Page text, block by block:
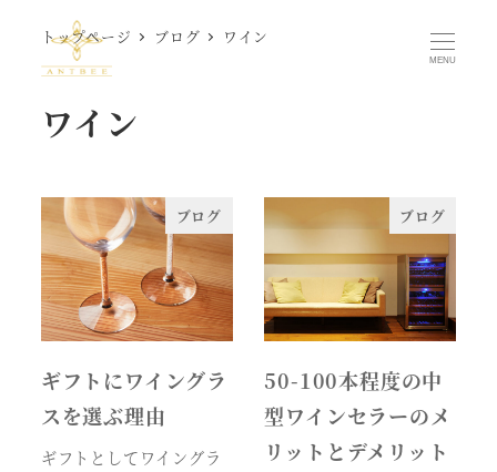
MENU
トップページ ブログ ワイン
ワイン
ブログ
ギフトにワイングラ
スを選ぶ理由
ギフトとしてワイングラ
ブログ
50-100本程度の中
型ワインセラーのメ
リットとデメリット